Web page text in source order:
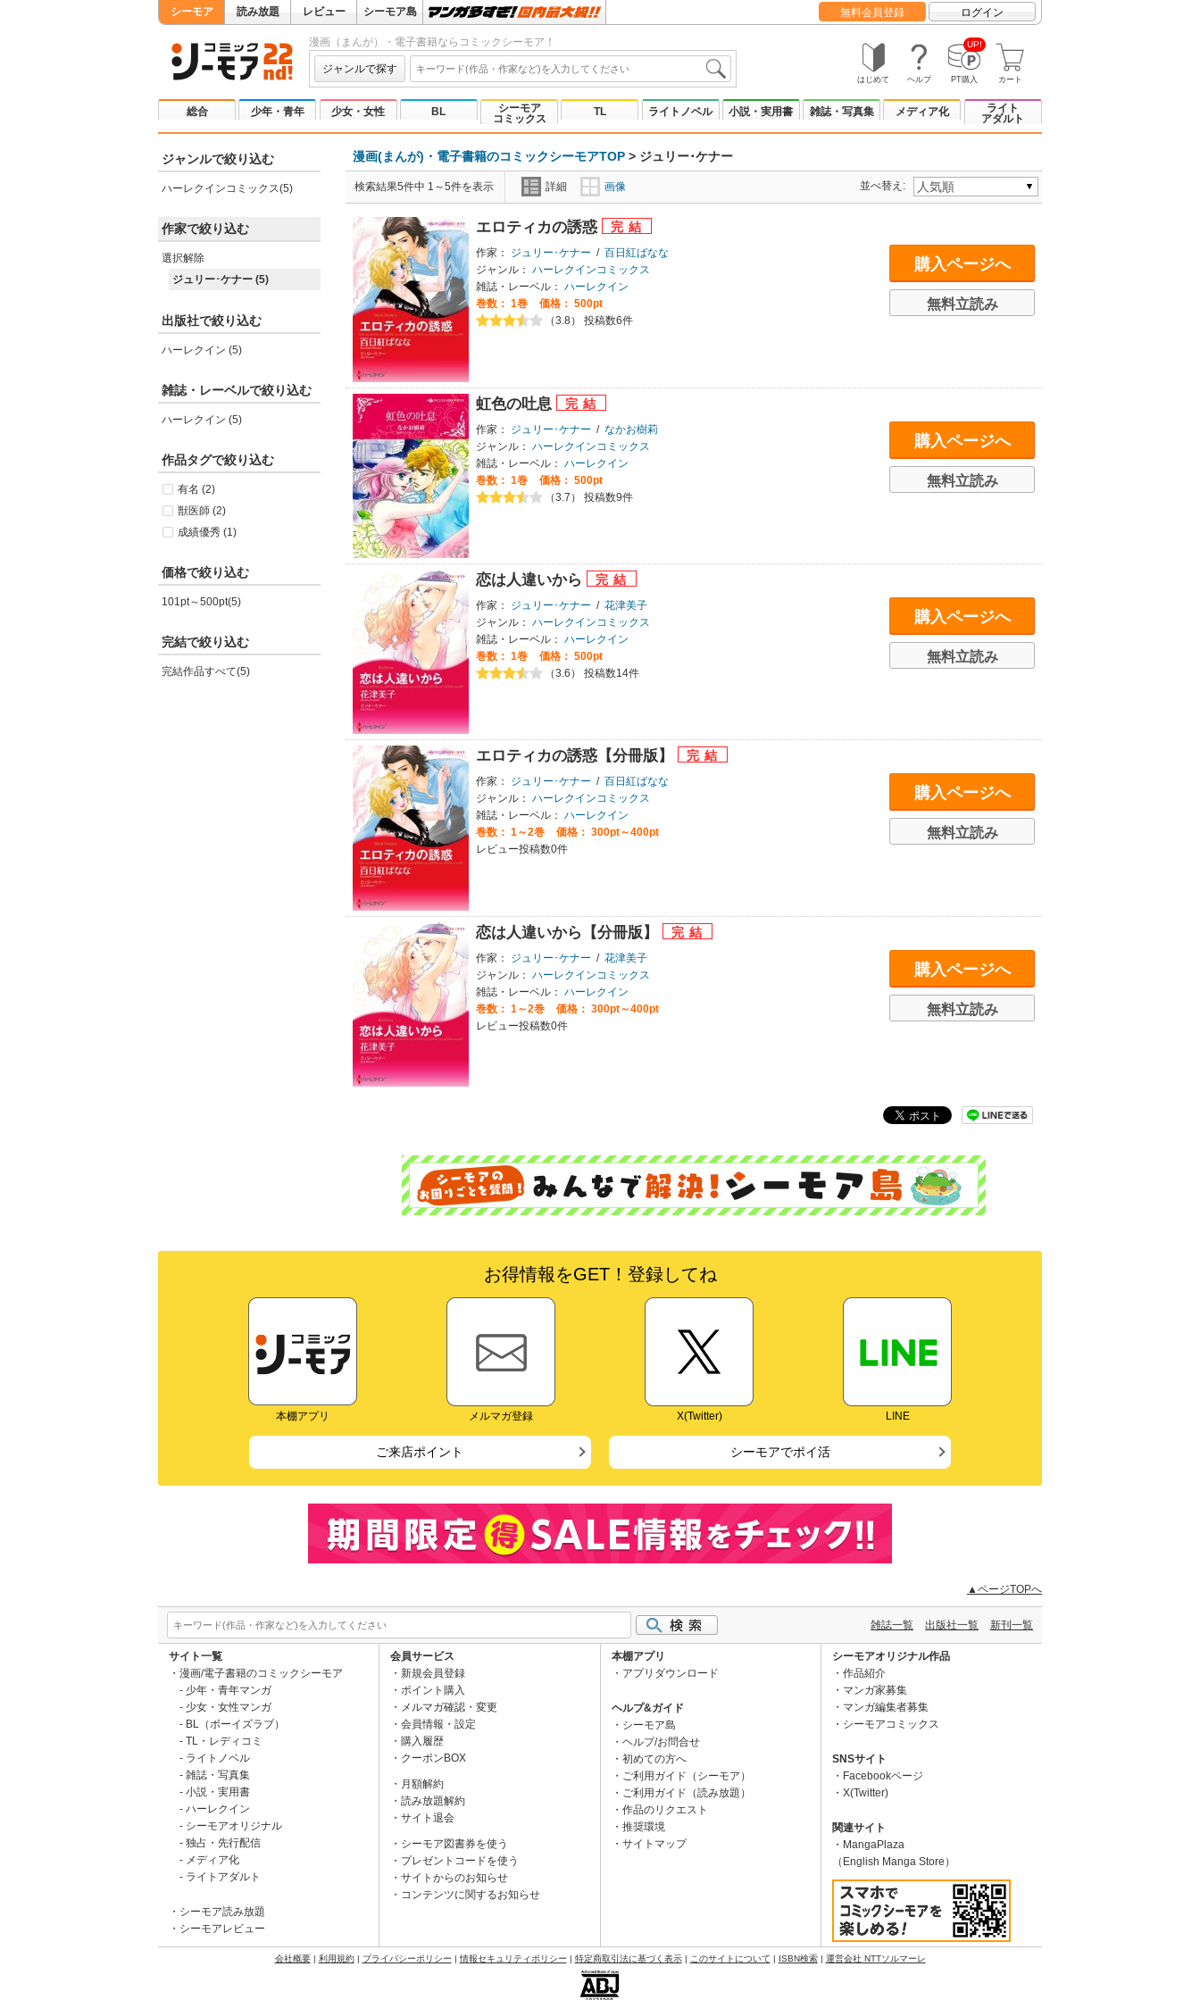
シーモア 読み放題 レビュー シーモア島 無料会員登録 ログイン
漫画（まんが）・電子書籍ならコミックシーモア！
ジャンルで探す
はじめて ヘルプ
UP!
PT購入 カート
総合 少年・青年 少女・女性 BL
シーモア
コミックス
TL ライトノベル 小説・実用書 雑誌・写真集 メディア化
ライト
アダルト
ジャンルで絞り込む
ハーレクインコミックス(5)
作家で絞り込む
選択解除
ジュリー･ケナー (5)
出版社で絞り込む
ハーレクイン (5)
雑誌・レーベルで絞り込む
ハーレクイン (5)
作品タグで絞り込む
有名 (2)
獣医師 (2)
成績優秀 (1)
価格で絞り込む
101pt～500pt(5)
完結で絞り込む
完結作品すべて(5)
漫画(まんが)・電子書籍のコミックシーモアTOP > ジュリー･ケナー
検索結果5件中 1～5件を表示 詳細 画像 並べ替え:
エロティカの誘惑
作家： ジュリー･ケナー / 百日紅ばなな
ジャンル： ハーレクインコミックス
雑誌・レーベル： ハーレクイン
巻数： 1巻
価格： 500pt
（3.8） 投稿数6件
購入ページへ
無料立読み
虹色の吐息
作家： ジュリー･ケナー / なかお樹莉
ジャンル： ハーレクインコミックス
雑誌・レーベル： ハーレクイン
巻数： 1巻
価格： 500pt
（3.7） 投稿数9件
購入ページへ
無料立読み
恋は人違いから
作家： ジュリー･ケナー / 花津美子
ジャンル： ハーレクインコミックス
雑誌・レーベル： ハーレクイン
巻数： 1巻
価格： 500pt
（3.6） 投稿数14件
購入ページへ
無料立読み
エロティカの誘惑【分冊版】
作家： ジュリー･ケナー / 百日紅ばなな
ジャンル： ハーレクインコミックス
雑誌・レーベル： ハーレクイン
巻数： 1～2巻
価格： 300pt～400pt
レビュー投稿数0件
購入ページへ
無料立読み
恋は人違いから【分冊版】
作家： ジュリー･ケナー / 花津美子
ジャンル： ハーレクインコミックス
雑誌・レーベル： ハーレクイン
巻数： 1～2巻
価格： 300pt～400pt
レビュー投稿数0件
購入ページへ
無料立読み
お得情報をGET！登録してね
本棚アプリ メルマガ登録 X(Twitter) LINE
ご来店ポイント シーモアでポイ活
▲ページTOPへ
雑誌一覧 出版社一覧 新刊一覧
サイト一覧
漫画/電子書籍のコミックシーモア
少年・青年マンガ
少女・女性マンガ
BL（ボーイズラブ）
TL・レディコミ
ライトノベル
雑誌・写真集
小説・実用書
ハーレクイン
シーモアオリジナル
独占・先行配信
メディア化
ライトアダルト
シーモア読み放題
シーモアレビュー
会員サービス
新規会員登録
ポイント購入
メルマガ確認・変更
会員情報・設定
購入履歴
クーポンBOX
月額解約
読み放題解約
サイト退会
シーモア図書券を使う
プレゼントコードを使う
サイトからのお知らせ
コンテンツに関するお知らせ
本棚アプリ
アプリダウンロード
ヘルプ&ガイド
シーモア島
ヘルプ/お問合せ
初めての方へ
ご利用ガイド（シーモア）
ご利用ガイド（読み放題）
作品のリクエスト
推奨環境
サイトマップ
シーモアオリジナル作品
作品紹介
マンガ家募集
マンガ編集者募集
シーモアコミックス
SNSサイト
Facebookページ
X(Twitter)
関連サイト
MangaPlaza
（English Manga Store）
会社概要| 利用規約| プライバシーポリシー | 情報セキュリティポリシー | 特定商取引法に基づく表示| このサイトについて | ISBN検索| 運営会社 NTTソルマーレ